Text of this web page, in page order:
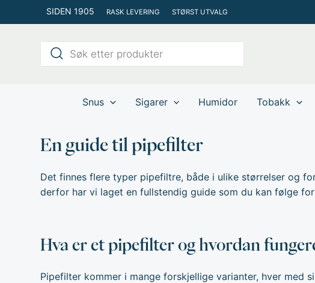
rett
SIDEN 1905 RASK LEVERING STØRST UTVALG
Products
search
Snus Sigarer Humidor Tobakk
En guide til pipefilter
Det finnes flere typer pipefiltre, både i ulike størrelser og
derfor har vi laget en fullstendig guide som du kan følge
Hva er et pipefilter og hvordan
Pipefilter kommer i mange forskjellige varianter, hver med